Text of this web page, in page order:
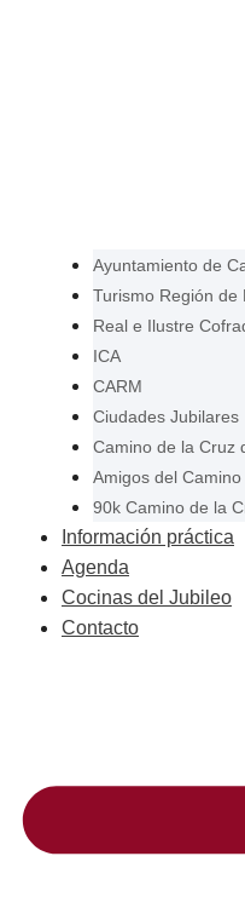
Ayuntamiento de
Turismo Región de
Real e Ilustre
ICA
CARM
Ciudades Jubilares
Camino de la Cruz
Amigos del
90k Camino de la
Información práctica
Agenda
Cocinas del Jubileo
Contacto